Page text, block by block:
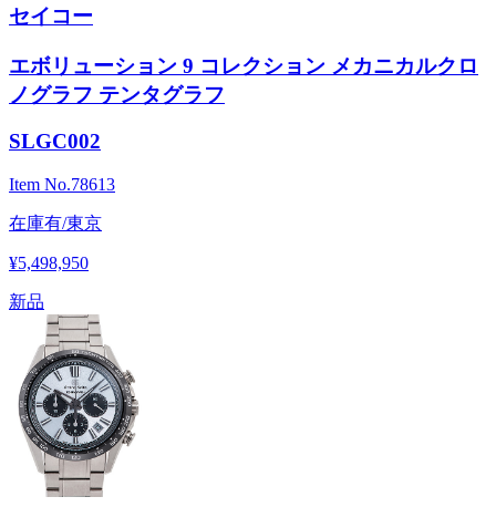
セイコー
エボリューション 9 コレクション メカニカルクロ
ノグラフ テンタグラフ
SLGC002
Item No.78613
在庫有/東京
¥5,498,950
新品